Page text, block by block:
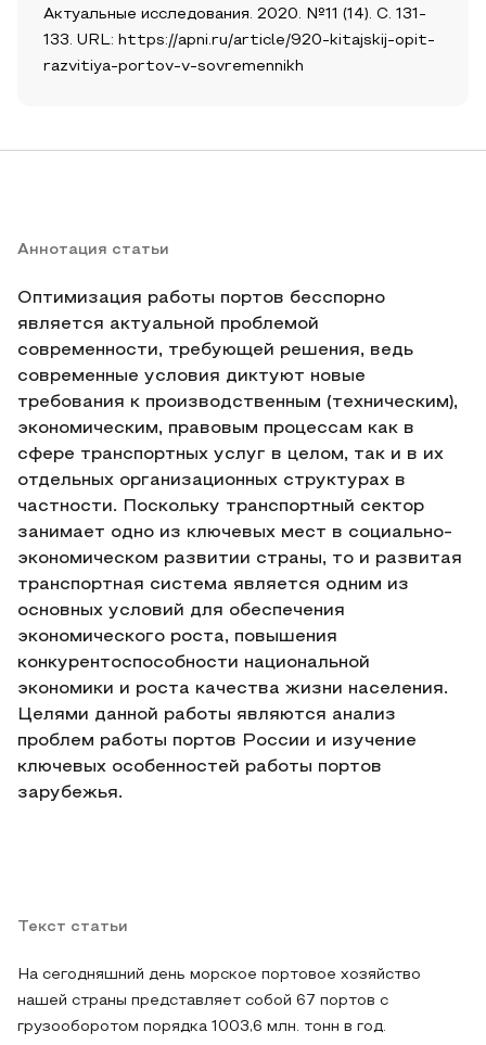
Актуальные исследования. 2020. №11 (14). С. 131-
133. URL: https://apni.ru/article/920-kitajskij-opit-
razvitiya-portov-v-sovremennikh
Аннотация статьи
Оптимизация работы портов бесспорно
является актуальной проблемой
современности, требующей решения, ведь
современные условия диктуют новые
требования к производственным (техническим),
экономическим, правовым процессам как в
сфере транспортных услуг в целом, так и в их
отдельных организационных структурах в
частности. Поскольку транспортный сектор
занимает одно из ключевых мест в социально-
экономическом развитии страны, то и развитая
транспортная система является одним из
основных условий для обеспечения
экономического роста, повышения
конкурентоспособности национальной
экономики и роста качества жизни населения.
Целями данной работы являются анализ
проблем работы портов России и изучение
ключевых особенностей работы портов
зарубежья.
Текст статьи
На сегодняшний день морское портовое хозяйство
нашей страны представляет собой 67 портов с
грузооборотом порядка 1003,6 млн. тонн в год.